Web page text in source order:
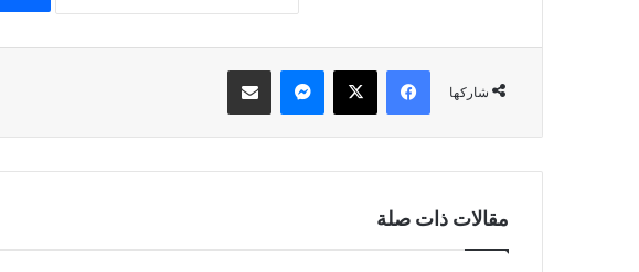
شاركها
فيسبوك ‫X ماسنجر مشاركة عبر البريد
مقالات ذات صلة